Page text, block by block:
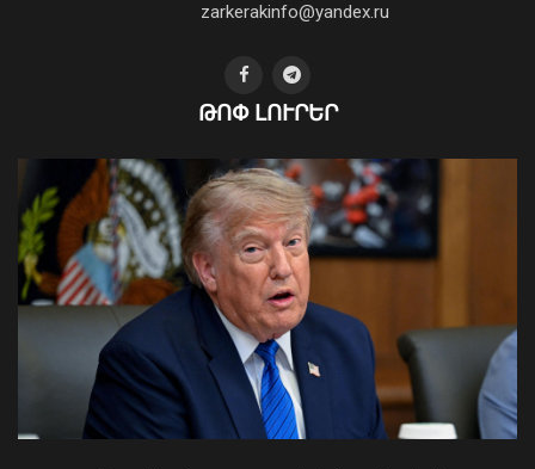
2026-ի առաջին կիսամյակում
ընտանեկան բռնության 204 գործ է
ուղարկվել դատարան. ՔԿ
07 Օգոստոս, 2026 12:27
Ի՞նչ ուղերձ էր ոտքի չկանգնելը.
Աղաջանյանը` ընդդիմությանը
zarkerakinfo@yandex.ru
ԹՈՓ ԼՈՒՐԵՐ